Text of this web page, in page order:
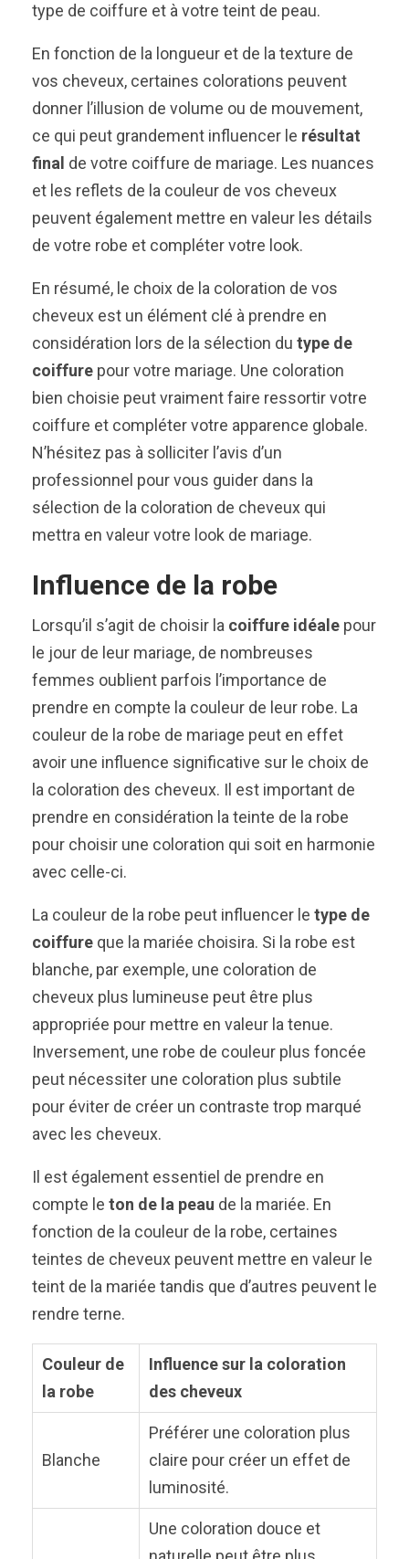
type de coiffure et à votre teint de peau.
En fonction de la longueur et de la texture de
vos cheveux, certaines colorations peuvent
donner l’illusion de volume ou de mouvement,
ce qui peut grandement influencer le résultat
final de votre coiffure de mariage. Les nuances
et les reflets de la couleur de vos cheveux
peuvent également mettre en valeur les détails
de votre robe et compléter votre look.
En résumé, le choix de la coloration de vos
cheveux est un élément clé à prendre en
considération lors de la sélection du type de
coiffure pour votre mariage. Une coloration
bien choisie peut vraiment faire ressortir votre
coiffure et compléter votre apparence globale.
N’hésitez pas à solliciter l’avis d’un
professionnel pour vous guider dans la
sélection de la coloration de cheveux qui
mettra en valeur votre look de mariage.
Influence de la robe
Lorsqu’il s’agit de choisir la coiffure idéale pour
le jour de leur mariage, de nombreuses
femmes oublient parfois l’importance de
prendre en compte la couleur de leur robe. La
couleur de la robe de mariage peut en effet
avoir une influence significative sur le choix de
la coloration des cheveux. Il est important de
prendre en considération la teinte de la robe
pour choisir une coloration qui soit en harmonie
avec celle-ci.
La couleur de la robe peut influencer le type de
coiffure que la mariée choisira. Si la robe est
blanche, par exemple, une coloration de
cheveux plus lumineuse peut être plus
appropriée pour mettre en valeur la tenue.
Inversement, une robe de couleur plus foncée
peut nécessiter une coloration plus subtile
pour éviter de créer un contraste trop marqué
avec les cheveux.
Il est également essentiel de prendre en
compte le ton de la peau de la mariée. En
fonction de la couleur de la robe, certaines
teintes de cheveux peuvent mettre en valeur le
teint de la mariée tandis que d’autres peuvent le
rendre terne.
Couleur de
la robe
Influence sur la coloration
des cheveux
Blanche
Préférer une coloration plus
claire pour créer un effet de
luminosité.
Une coloration douce et